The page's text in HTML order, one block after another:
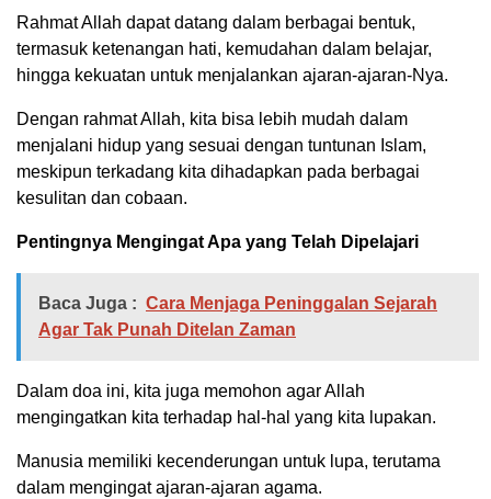
Rahmat Allah dapat datang dalam berbagai bentuk,
termasuk ketenangan hati, kemudahan dalam belajar,
hingga kekuatan untuk menjalankan ajaran-ajaran-Nya.
Dengan rahmat Allah, kita bisa lebih mudah dalam
menjalani hidup yang sesuai dengan tuntunan Islam,
meskipun terkadang kita dihadapkan pada berbagai
kesulitan dan cobaan.
Pentingnya Mengingat Apa yang Telah Dipelajari
Baca Juga : Cara Menjaga Peninggalan Sejarah
Agar Tak Punah Ditelan Zaman
Dalam doa ini, kita juga memohon agar Allah
mengingatkan kita terhadap hal-hal yang kita lupakan.
Manusia memiliki kecenderungan untuk lupa, terutama
dalam mengingat ajaran-ajaran agama.